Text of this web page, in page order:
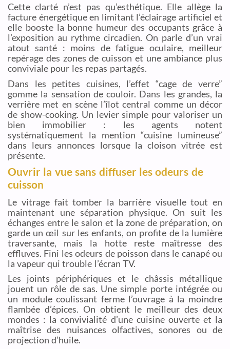
Cette clarté n’est pas qu’esthétique. Elle allège la
facture énergétique en limitant l’éclairage artificiel et
elle booste la bonne humeur des occupants grâce à
l’exposition au rythme circadien. On parle d’un vrai
atout santé : moins de fatigue oculaire, meilleur
repérage des zones de cuisson et une ambiance plus
conviviale pour les repas partagés.
Dans les petites cuisines, l’effet “cage de verre”
gomme la sensation de couloir. Dans les grandes, la
verrière met en scène l’îlot central comme un décor
de show-cooking. Un levier simple pour valoriser un
bien immobilier : les agents notent
systématiquement la mention “cuisine lumineuse”
dans leurs annonces lorsque la cloison vitrée est
présente.
Ouvrir la vue sans diffuser les odeurs de
cuisson
Le vitrage fait tomber la barrière visuelle tout en
maintenant une séparation physique. On suit les
échanges entre le salon et la zone de préparation, on
garde un œil sur les enfants, on profite de la lumière
traversante, mais la hotte reste maîtresse des
effluves. Fini les odeurs de poisson dans le canapé ou
la vapeur qui trouble l’écran TV.
Les joints périphériques et le châssis métallique
jouent un rôle de sas. Une simple porte intégrée ou
un module coulissant ferme l’ouvrage à la moindre
flambée d’épices. On obtient le meilleur des deux
mondes : la convivialité d’une cuisine ouverte et la
maîtrise des nuisances olfactives, sonores ou de
projection d’huile.